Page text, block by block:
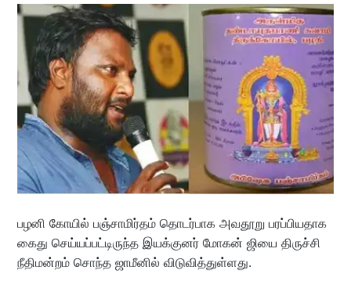
பழனி கோயில் பஞ்சாமிர்தம் தொடர்பாக அவதூறு பரப்பியதாக
கைது செய்யப்பட்டிருந்த இயக்குனர் மோகன் ஜியை திருச்சி
நீதிமன்றம் சொந்த ஜாமீனில் விடுவித்துள்ளது.